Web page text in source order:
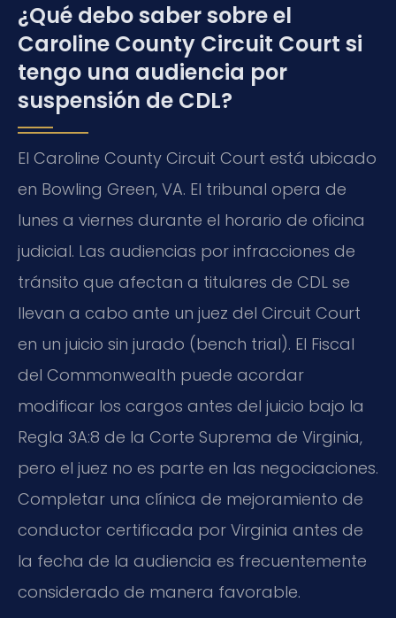
¿Qué debo saber sobre el
Caroline County Circuit Court si
tengo una audiencia por
suspensión de CDL?
El Caroline County Circuit Court está ubicado
en Bowling Green, VA. El tribunal opera de
lunes a viernes durante el horario de oficina
judicial. Las audiencias por infracciones de
tránsito que afectan a titulares de CDL se
llevan a cabo ante un juez del Circuit Court
en un juicio sin jurado (bench trial). El Fiscal
del Commonwealth puede acordar
modificar los cargos antes del juicio bajo la
Regla 3A:8 de la Corte Suprema de Virginia,
pero el juez no es parte en las negociaciones.
Completar una clínica de mejoramiento de
conductor certificada por Virginia antes de
la fecha de la audiencia es frecuentemente
considerado de manera favorable.